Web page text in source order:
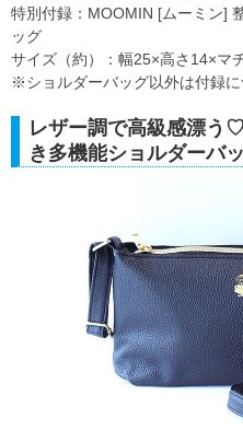
特別付録：MOOMIN [ムーミン]
ッグ
サイズ（約）：幅25×高さ14×マ
※ショルダーバッグ以外は付録に
レザー調で高級感漂う
き多機能ショルダーバ